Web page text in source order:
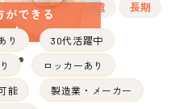
派遣 長期
り 30代活躍中
ロッカーあり
能 製造業・メーカー